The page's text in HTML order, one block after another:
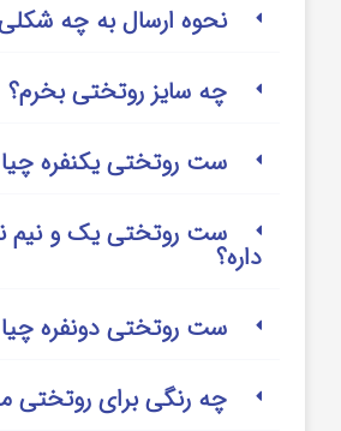
نحوه ارسال به چه
چه سایز روتختی بخرم؟
ست روتختی یکنفره چیا
ست روتختی یک و نیم
داره؟
ست روتختی دونفره چیا
چه رنگی برای روتختی